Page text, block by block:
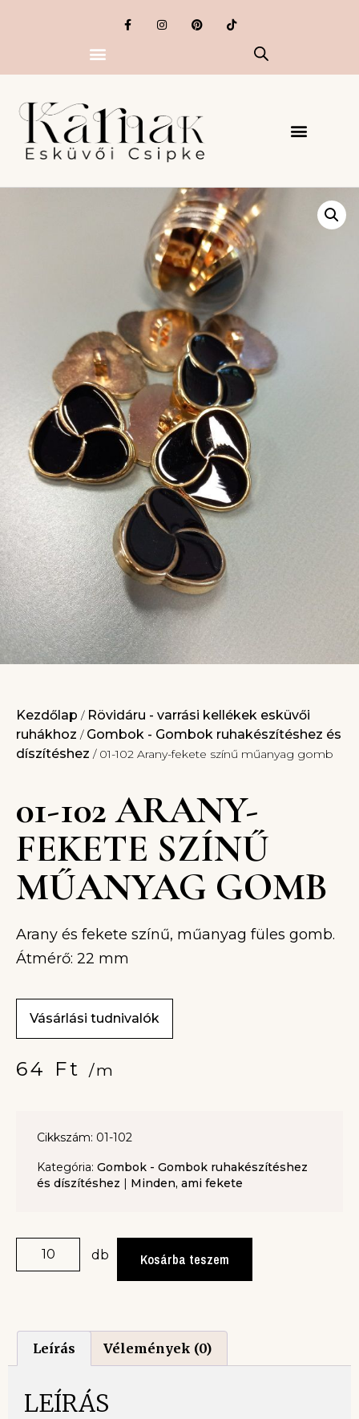
Kezdőlap / Rövidáru - varrási kellékek esküvői
ruhákhoz / Gombok - Gombok ruhakészítéshez és
díszítéshez / 01-102 Arany-fekete színű műanyag gomb
01-102 ARANY-
FEKETE SZÍNŰ
MŰANYAG GOMB
Arany és fekete színű, műanyag füles gomb.
Átmérő: 22 mm
Vásárlási tudnivalók
64 Ft /m
Cikkszám: 01-102
Kategória: Gombok - Gombok ruhakészítéshez
és díszítéshez | Minden, ami fekete
db Kosárba teszem
Leírás Vélemények (0)
LEÍRÁS